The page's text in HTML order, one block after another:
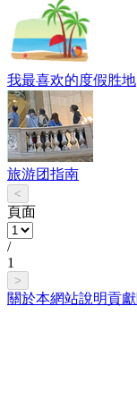
我最喜欢的度假胜地
旅游团指南
<
頁面
/
1
>
關於本網站說明貢獻